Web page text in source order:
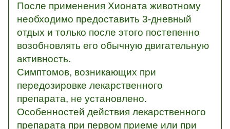
После применения Хионата животному
необходимо предоставить 3-дневный
отдых и только после этого постепенно
возобновлять его обычную двигательную
активность.
Симптомов, возникающих при
передозировке лекарственного
препарата, не установлено.
Особенностей действия лекарственного
препарата при первом приеме или при